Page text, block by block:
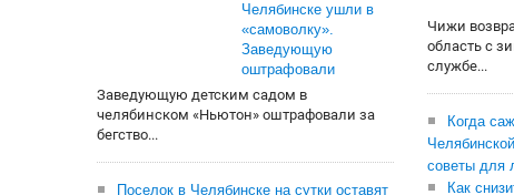
Челябинске ушли в
«самоволку».
Заведующую
оштрафовали
Заведующую детским садом в
челябинском «Ньютон» оштрафовали за
бегство...
Поселок в Челябинске на сутки оставят
Чижи
область с
службе...
Когда
советы для
Как